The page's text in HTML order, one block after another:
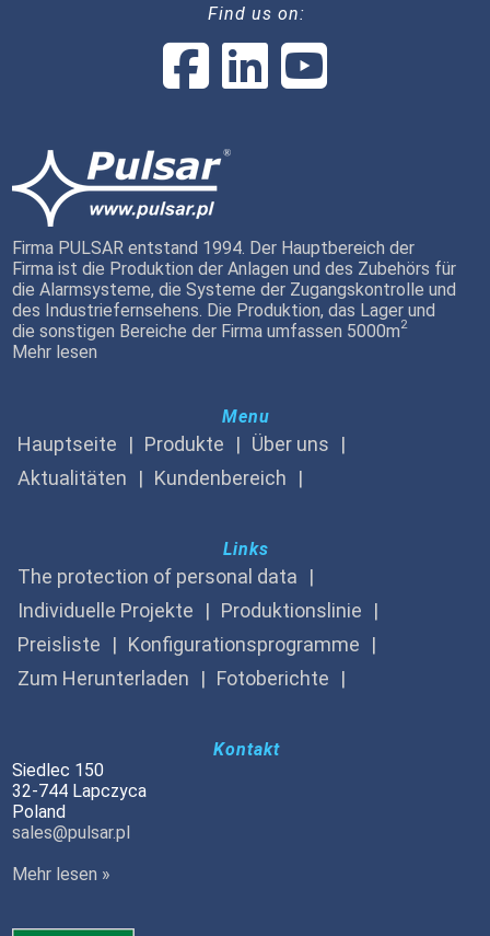
Find us on:
Firma PULSAR entstand 1994. Der Hauptbereich der
Firma ist die Produktion der Anlagen und des Zubehörs für
die Alarmsysteme, die Systeme der Zugangskontrolle und
des Industriefernsehens. Die Produktion, das Lager und
die sonstigen Bereiche der Firma umfassen 5000m2
Mehr lesen
Menu
Hauptseite Produkte
Über uns
Aktualitäten
Kundenbereich
Links
The protection of personal data
Individuelle Projekte
Produktionslinie
Preisliste
Konfigurationsprogramme
Zum Herunterladen
Fotoberichte
Kontakt
Siedlec 150
32-744 Lapczyca
Poland
sales@pulsar.pl
Mehr lesen »